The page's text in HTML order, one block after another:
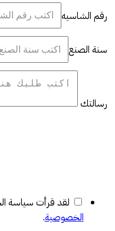
رقم الشاسيه
سنة الصنع
رسالتك
لقد قرأت سياسة
الخصوصية.